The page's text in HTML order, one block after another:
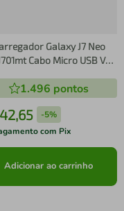
Galaxy J7 Neo
Cabo Micro USB V8
1.496 pontos
42,65 -5%
com Pix
Adicionar ao carrinho